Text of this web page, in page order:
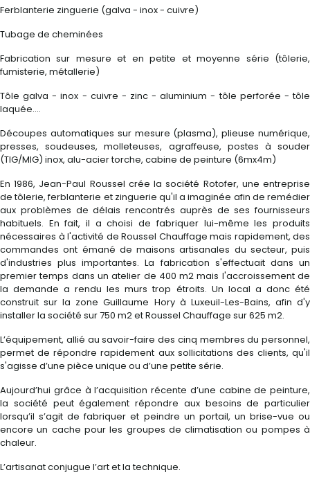
Ferblanterie zinguerie (galva - inox - cuivre)
Tubage de cheminées
Fabrication sur mesure et en petite et moyenne série (tôlerie,
fumisterie, métallerie)
Tôle galva - inox - cuivre - zinc - aluminium - tôle perforée - tôle
laquée….
Découpes automatiques sur mesure (plasma), plieuse numérique,
presses, soudeuses, molleteuses, agraffeuse, postes à souder
(TIG/MIG) inox, alu-acier torche, cabine de peinture (6mx4m)
En 1986, Jean-Paul Roussel crée la société Rotofer, une entreprise
de tôlerie, ferblanterie et zinguerie qu'il a imaginée afin de remédier
aux problèmes de délais rencontrés auprès de ses fournisseurs
habituels. En fait, il a choisi de fabriquer lui-même les produits
nécessaires à l'activité de Roussel Chauffage mais rapidement, des
commandes ont émané de maisons artisanales du secteur, puis
d'industries plus importantes. La fabrication s'effectuait dans un
premier temps dans un atelier de 400 m2 mais l'accroissement de
la demande a rendu les murs trop étroits. Un local a donc été
construit sur la zone Guillaume Hory à Luxeuil-Les-Bains, afin d'y
installer la société sur 750 m2 et Roussel Chauffage sur 625 m2.
L’équipement, allié au savoir-faire des cinq membres du personnel,
permet de répondre rapidement aux sollicitations des clients, qu'il
s'agisse d’une pièce unique ou d’une petite série.
Aujourd’hui grâce à l’acquisition récente d’une cabine de peinture,
la société peut également répondre aux besoins de particulier
lorsqu’il s’agit de fabriquer et peindre un portail, un brise-vue ou
encore un cache pour les groupes de climatisation ou pompes à
chaleur.
L’artisanat conjugue l’art et la technique.